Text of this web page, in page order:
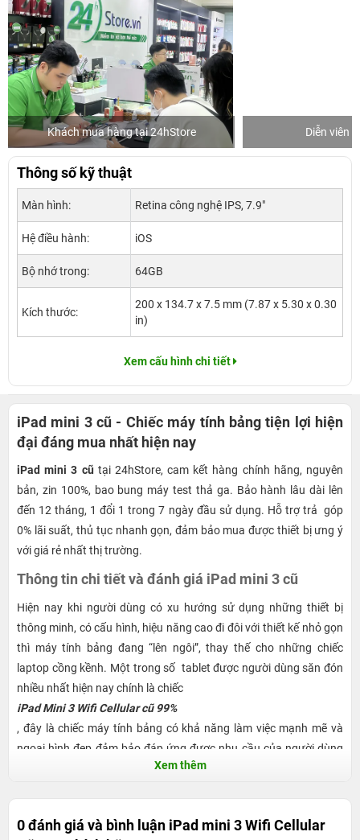
Khách mua hàng tại 24hStore Diễn viên
Thông số kỹ thuật
Màn hình: Retina công nghệ IPS, 7.9"
Hệ điều hành: iOS
Bộ nhớ trong: 64GB
Kích thước:
200 x 134.7 x 7.5 mm (7.87 x 5.30 x 0.30
in)
Xem cấu hình chi tiết
iPad mini 3 cũ - Chiếc máy tính bảng tiện lợi hiện
đại đáng mua nhất hiện nay
iPad mini 3 cũ tại 24hStore, cam kết hàng chính hãng, nguyên
bản, zin 100%, bao bung máy test thả ga. Bảo hành lâu dài lên
đến 12 tháng, 1 đổi 1 trong 7 ngày đầu sử dụng. Hỗ trợ trả góp
0% lãi suất, thủ tục nhanh gọn, đảm bảo mua được thiết bị ưng ý
với giá rẻ nhất thị trường.
Thông tin chi tiết và đánh giá iPad mini 3 cũ
Hiện nay khi người dùng có xu hướng sử dụng những thiết bị
thông minh, có cấu hình, hiệu năng cao đi đôi với thiết kế nhỏ gọn
thì máy tính bảng đang “lên ngôi”, thay thế cho những chiếc
laptop cồng kềnh. Một trong số tablet được người dùng săn đón
nhiều nhất hiện nay chính là chiếc
iPad Mini 3 Wifi Cellular cũ 99%
, đây là chiếc máy tính bảng có khả năng làm việc mạnh mẽ và
ngoại hình đẹp đảm bảo đáp ứng được nhu cầu của người dùng
hiện nay. Tuy nhiên mức giá của siêu phẩm này cũng không “thân
công nghệ. Trong trường hợp bạn chưa biết, hãy cùng 24hStore
Xem thêm
0 đánh giá và bình luận iPad mini 3 Wifi Cellular